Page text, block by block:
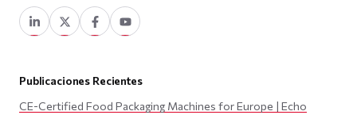
Publicaciones Recientes
CE-Certified Food Packaging Machines for Europe | Echo